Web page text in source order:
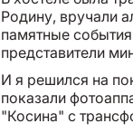
Родину, вручали
памятные
представители
И я решился на
показали
"Косина" с